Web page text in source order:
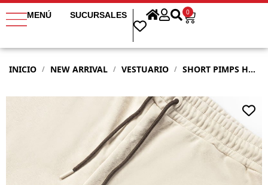
MENÚ SUCURSALES 0
INICIO / NEW ARRIVAL / VESTUARIO / SHORT PIMPS HOMBRE SHADOW BEIGE